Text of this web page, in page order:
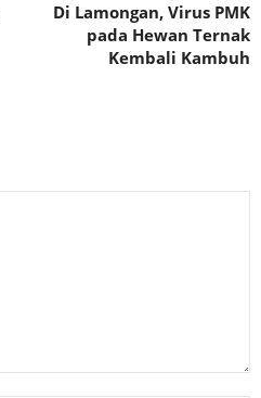
Di Lamongan, Virus PMK
pada Hewan Ternak
Kembali Kambuh